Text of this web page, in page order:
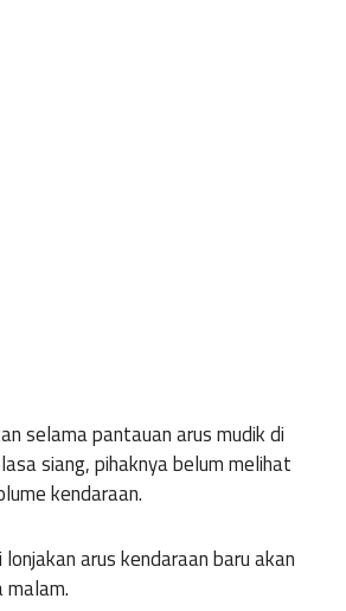
selama pantauan arus mudik di
siang, pihaknya belum melihat
kendaraan.
arus kendaraan baru akan
malam.